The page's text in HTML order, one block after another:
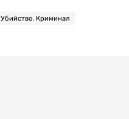
Убийство. Криминал